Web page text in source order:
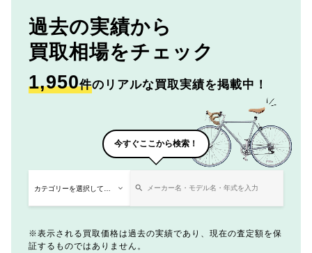
過去の実績から
買取相場をチェック
1,950件のリアルな買取実績を掲載中！
今すぐここから検索！
表示される買取価格は過去の実績であり、現在の査定額を保
証するものではありません。